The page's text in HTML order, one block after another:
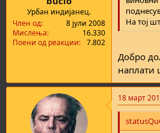
Урбан индијанец.
Член од
8 јули 2008
Мислења
16.330
Поени од реакции
7.802
На тој
Добро
наплати
18 март